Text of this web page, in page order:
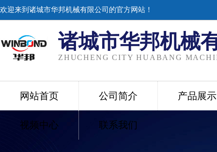
欢迎来到诸城市华邦机械有限公司的官方网站！
诸城市华邦机械
ZHUCHENG CITY HUABANG
网站首页 公司简介 产品展示
视频中心 联系我们